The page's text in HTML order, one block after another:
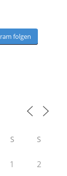
folgen
S S
1 2